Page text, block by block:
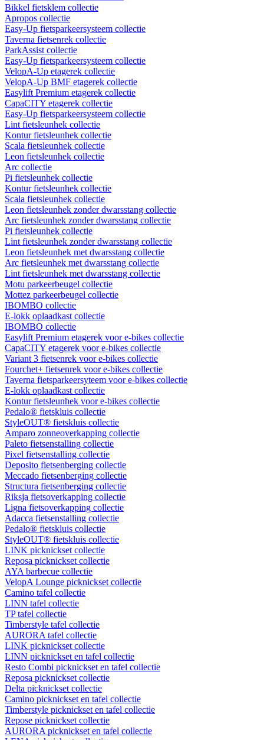
Bikkel fietsklem collectie
Apropos collectie
Easy-Up fietsparkeersysteem collectie
Taverna fietsenrek collectie
ParkAssist collectie
Easy-Up fietsparkeersysteem collectie
VelopA-Up etagerek collectie
VelopA-Up BMF etagerek collectie
Easylift Premium etagerek collectie
CapaCITY etagerek collectie
Easy-Up fietsparkeersysteem collectie
Lint fietsleunhek collectie
Kontur fietsleunhek collectie
Scala fietsleunhek collectie
Leon fietsleunhek collectie
Arc collectie
Pi fietsleunhek collectie
Kontur fietsleunhek collectie
Scala fietsleunhek collectie
Leon fietsleunhek zonder dwarsstang collectie
Arc fietsleunhek zonder dwarsstang collectie
Pi fietsleunhek collectie
Lint fietsleunhek zonder dwarsstang collectie
Leon fietsleunhek met dwarsstang collectie
Arc fietsleunhek met dwarsstang collectie
Lint fietsleunhek met dwarsstang collectie
Motu parkeerbeugel collectie
Mottez parkeerbeugel collectie
IBOMBO collectie
E-lokk oplaadkast collectie
IBOMBO collectie
Easylift Premium etagerek voor e-bikes collectie
CapaCITY etagerek voor e-bikes collectie
Variant 3 fietsenrek voor e-bikes collectie
Fourchet+ fietsenrek voor e-bikes collectie
Taverna fietsparkeersyteem voor e-bikes collectie
E-lokk oplaadkast collectie
Kontur fietsleunhek voor e-bikes collectie
Pedalo® fietskluis collectie
StyleOUT® fietskluis collectie
Amparo zonneoverkapping collectie
Paleto fietsenstalling collectie
Pixel fietsenstalling collectie
Deposito fietsenberging collectie
Meccado fietsenberging collectie
Structura fietsenberging collectie
Riksja fietsoverkapping collectie
Ligna fietsoverkapping collectie
Adacca fietsenstalling collectie
Pedalo® fietskluis collectie
StyleOUT® fietskluis collectie
LINK picknickset collectie
Reposa picknickset collectie
AYA barbecue collectie
VelopA Lounge picknickset collectie
Camino tafel collectie
LINN tafel collectie
TP tafel collectie
Timberstyle tafel collectie
AURORA tafel collectie
LINK picknickset collectie
LINN picknickset en tafel collectie
Resto Combi picknickset en tafel collectie
Reposa picknickset collectie
Delta picknickset collectie
Camino picknickset en tafel collectie
Timberstyle picknickset en tafel collectie
Repose picknickset collectie
AURORA picknickset en tafel collectie